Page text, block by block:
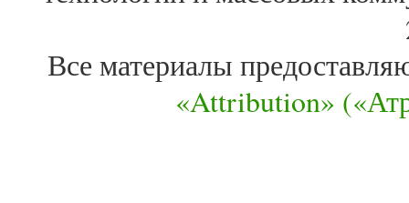
Все материалы
«Attribution»